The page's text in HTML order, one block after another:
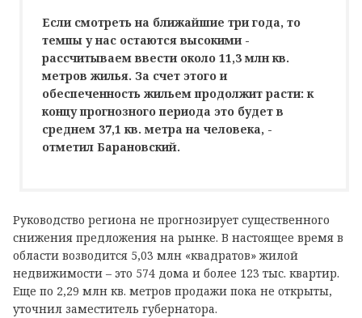
Если смотреть на ближайшие три года, то
темпы у нас остаются высокими -
рассчитываем ввести около 11,3 млн кв.
метров жилья. За счет этого и
обеспеченность жильем продолжит расти: к
концу прогнозного периода это будет в
среднем 37,1 кв. метра на человека, -
отметил Барановский.
Руководство региона не прогнозирует существенного
снижения предложения на рынке. В настоящее время в
области возводится 5,03 млн «квадратов» жилой
недвижимости – это 574 дома и более 123 тыс. квартир.
Еще по 2,29 млн кв. метров продажи пока не открыты,
уточнил заместитель губернатора.